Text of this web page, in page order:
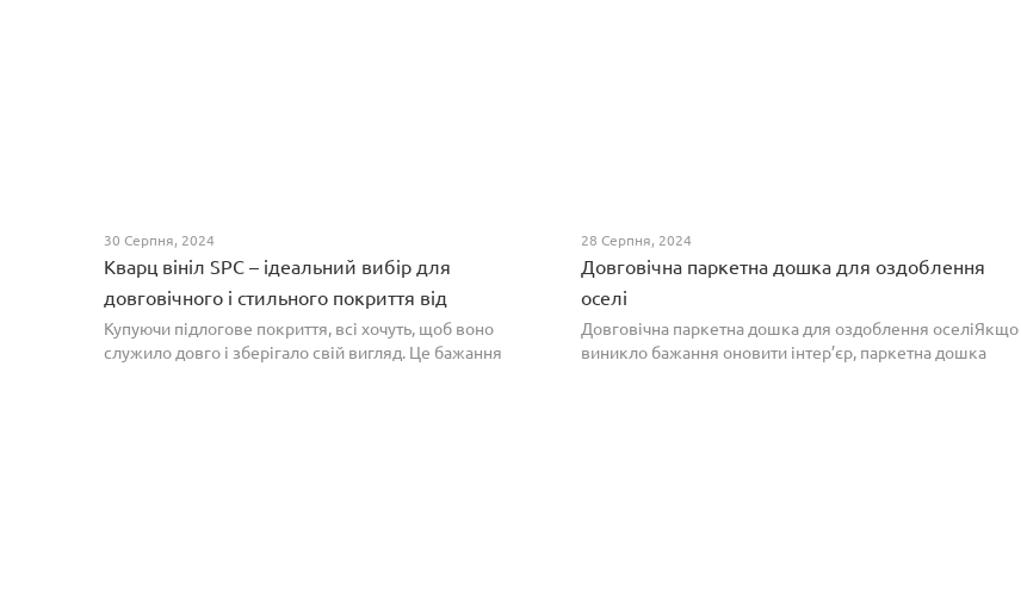
30 Серпня, 2024
Кварц вініл SPC – ідеальний вибір для
довговічного і стильного покриття від
PROFLOOR
Купуючи підлогове покриття, всі хочуть, щоб воно
служило довго і зберігало свій вигляд. Це бажання
28 Серпня, 2024
Довговічна паркетна дошка для оздоблення
оселі
Довговічна паркетна дошка для оздоблення оселіЯкщо
виникло бажання оновити інтер’єр, паркетна дошка